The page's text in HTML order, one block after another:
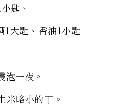
匙、
1大匙、香油1小匙
泡一夜。
米略小的丁。